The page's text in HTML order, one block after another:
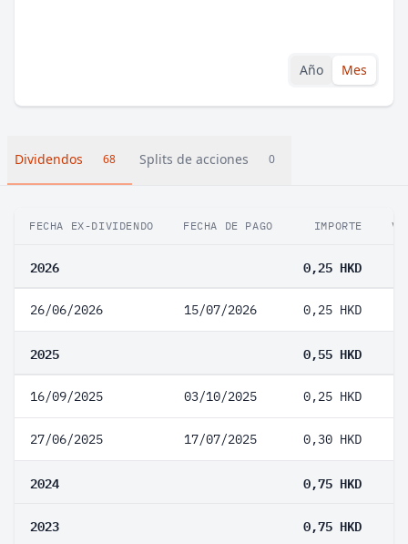
Año Mes
Dividendos 68 Splits de acciones 0
FECHA EX-DIVIDENDO FECHA DE PAGO IMPORTE
2026 0,25 HKD
26/06/2026 15/07/2026 0,25 HKD
2025 0,55 HKD
16/09/2025 03/10/2025 0,25 HKD
27/06/2025 17/07/2025 0,30 HKD
2024 0,75 HKD
2023 0,75 HKD